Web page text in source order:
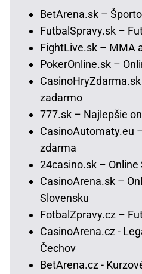
BetArena.sk –
FutbalSpravy.sk –
FightLive.sk – MMA
PokerOnline.sk –
zadarmo
777.sk – Najlepšie
CasinoAutomaty.eu
zdarma
24casino.sk – Online
CasinoArena.sk –
Slovensku
FotbalZpravy.cz –
CasinoArena.cz -
Čechov
BetArena.cz -